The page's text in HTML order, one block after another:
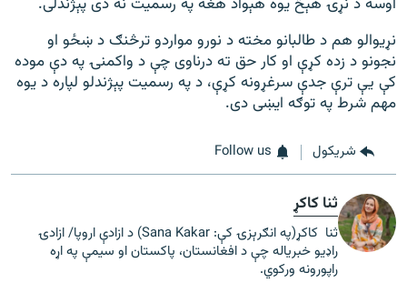
اوسه د نړۍ هېڅ یوه هېواد هغه په رسمیت نه دی پېژندلی.
نړیوالو هم د طالبانو مخته د نورو مواردو ترڅنګ د ښځو او
نجونو د زده کړې او کار حق ته درناوی چې د واکمنۍ په دې موده
کې یې ترې جدې سرغړونه کړې، د په رسمیت پېژندلو لپاره د یوه
مهم شرط په توګه ایښی دی.
شريکول Follow us
ثنا کاکړ
ثنا کاکړ(په انګرېزۍ کې: Sana Kakar) د ازادې اروپا/ ازادۍ
راډیو خبریاله چې د افغانستان، پاکستان او سیمې په اړه
راپورونه ورکوي.